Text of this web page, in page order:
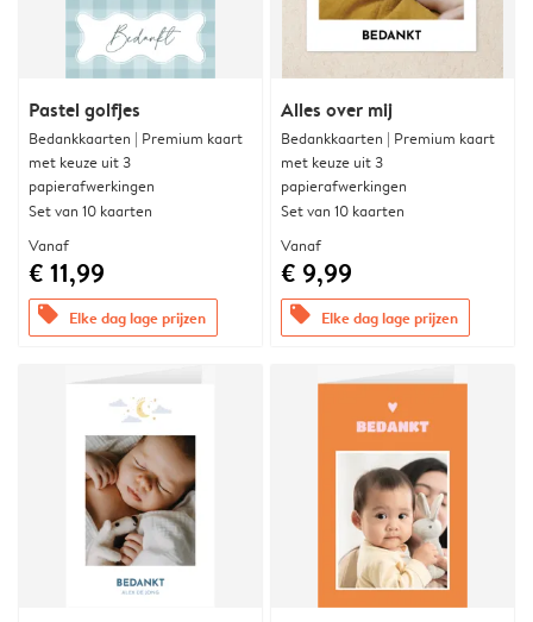
Pastel golfjes
Bedankkaarten | Premium kaart
met keuze uit 3
papierafwerkingen
Set van 10 kaarten
Vanaf
€ 11,99
offers Elke dag lage prijzen
Alles over mij
Bedankkaarten | Premium kaart
met keuze uit 3
papierafwerkingen
Set van 10 kaarten
Vanaf
€ 9,99
offers Elke dag lage prijzen